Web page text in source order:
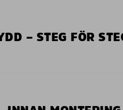
– STEG FÖR